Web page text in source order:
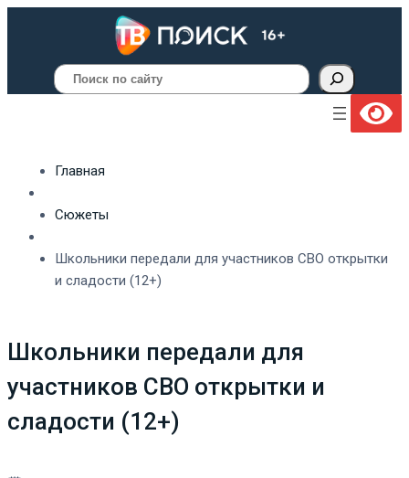
Поиск
Главная
Сюжеты
Школьники передали для участников СВО открытки
и сладости (12+)
Школьники передали для
участников СВО открытки и
сладости (12+)